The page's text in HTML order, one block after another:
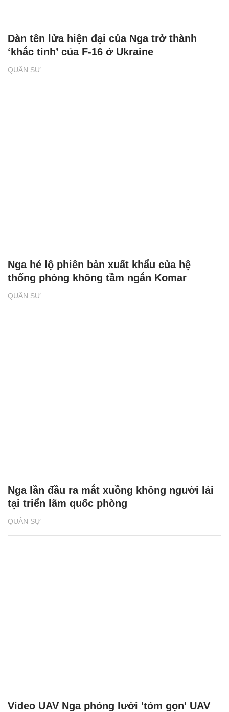
QUÂN SỰ
Dàn tên lửa hiện đại của Nga trở thành
‘khắc tinh’ của F-16 ở Ukraine
QUÂN SỰ
Nga hé lộ phiên bản xuất khẩu của hệ
thống phòng không tầm ngắn Komar
QUÂN SỰ
Nga lần đầu ra mắt xuồng không người lái
tại triển lãm quốc phòng
Video UAV Nga phóng lưới 'tóm gọn' UAV